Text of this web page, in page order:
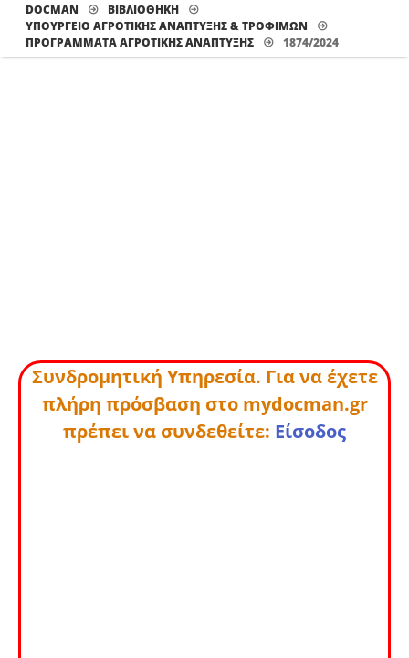
DOCMAN
ΒΙΒΛΙΟΘΗΚΗ
ΥΠΟΥΡΓΕΙΟ ΑΓΡΟΤΙΚΗΣ ΑΝΑΠΤΥΞΗΣ & ΤΡΟΦΙΜΩΝ
ΠΡΟΓΡΆΜΜΑΤΑ ΑΓΡΟΤΙΚΉΣ ΑΝΆΠΤΥΞΗΣ
1874/2024
Συνδρομητική Υπηρεσία. Για να έχετε
πλήρη πρόσβαση στο mydocman.gr
πρέπει να συνδεθείτε: Είσοδος